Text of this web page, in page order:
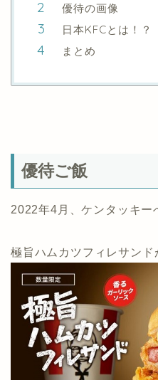
優待の画像
日本KFCとは！？
まとめ
優待ご飯
2022年4月、ケンタッキー
極旨ハムカツフィレサンド